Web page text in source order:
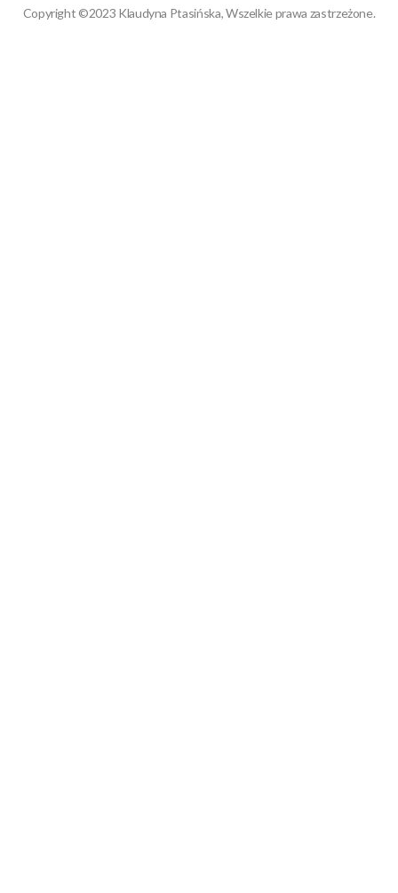
Copyright ©2023 Klaudyna Ptasińska, Wszelkie prawa zastrzeżone.